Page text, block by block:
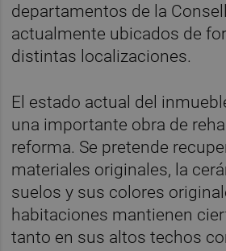
departamentos de la
actualmente ubicados de
distintas localizaciones.
El estado actual del
una importante obra de
reforma. Se pretende
materiales originales, la
suelos y sus colores
habitaciones mantienen
tanto en sus altos techos